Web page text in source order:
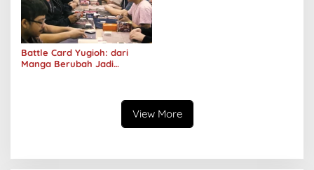
Battle Card Yugioh: dari
Manga Berubah Jadi
View More